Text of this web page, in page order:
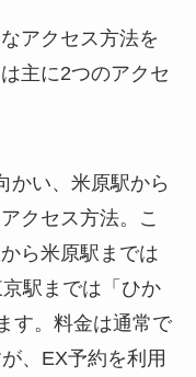
アクセス方法を
主に2つのアクセ
かい、米原駅から
クセス方法。こ
ら米原駅までは
駅までは「ひか
す。料金は通常で
、EX予約を利用